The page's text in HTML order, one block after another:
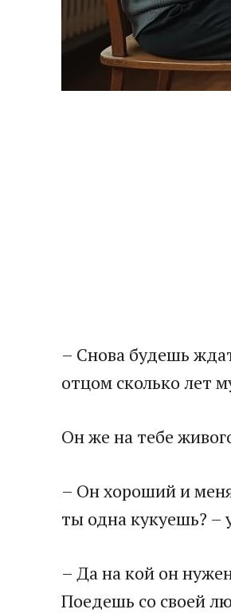
– Снова будешь
отцом сколько лет
​Он же на тебе
​– Он хороший и
ты одна кукуешь? –
​– Да на кой он
Поедешь со своей